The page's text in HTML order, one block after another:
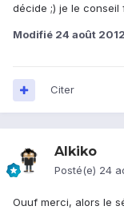
décide ;) je le conseil
Modifié 24 août 2012
Citer
Alkiko
Posté(e) 24
Ouuf merci, alors le